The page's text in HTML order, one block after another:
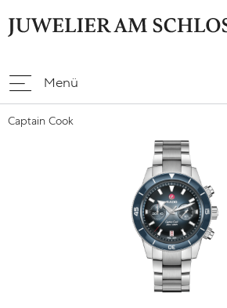
Menü
Captain Cook